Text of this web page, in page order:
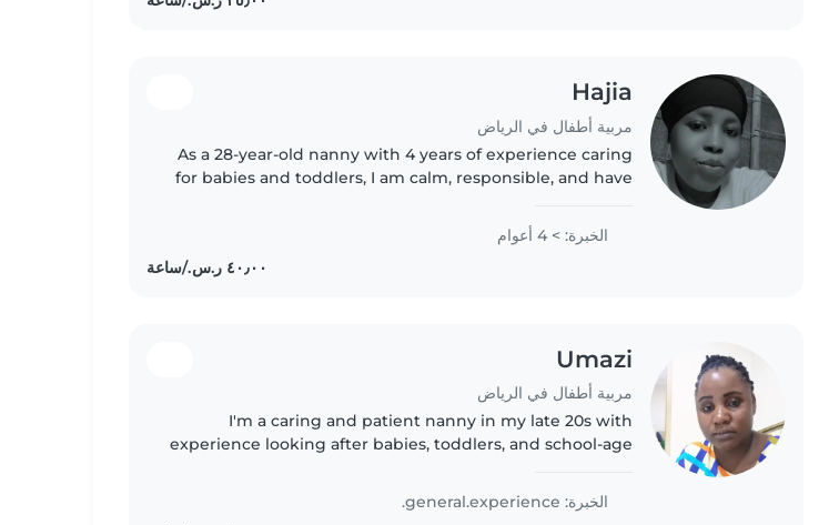
Hajia
مربية أطفال في الرياض
As a 28-year-old nanny with 4 years of experience caring
for babies and toddlers, I am calm, responsible, and have
الخبرة: > 4 أعوام
Umazi
مربية أطفال في الرياض
I'm a caring and patient nanny in my late 20s with
experience looking after babies, toddlers, and school-age
of a nurturing..
الخبرة: general.experience.